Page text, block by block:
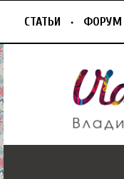
СТАТЬИ ФОРУМ